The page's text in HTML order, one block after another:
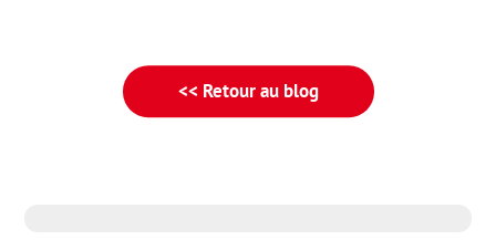
<< Retour au blog